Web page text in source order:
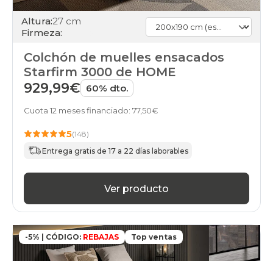
Altura:27 cm
Firmeza:
Colchón de muelles ensacados
Starfirm 3000 de HOME
929,99€ 60% dto.
Cuota 12 meses financiado: 77,50€
5(148)
Entrega gratis de 17 a 22 días laborables
Ver producto
-5% | CÓDIGO: REBAJAS Top ventas